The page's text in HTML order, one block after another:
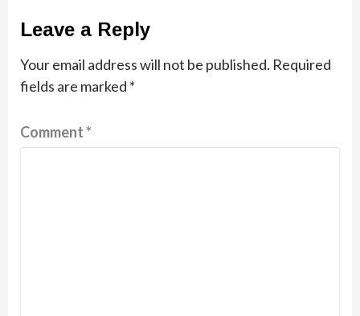
Leave a Reply
Your email address will not be published. Required
fields are marked *
Comment*